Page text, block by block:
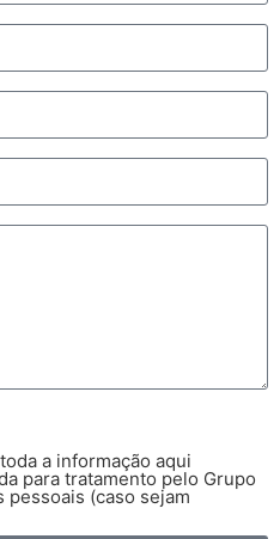
a informação aqui
para tratamento pelo Grupo
pessoais (caso sejam